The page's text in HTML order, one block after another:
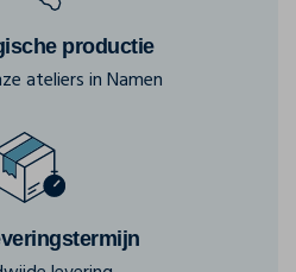
productie
ateliers in Namen